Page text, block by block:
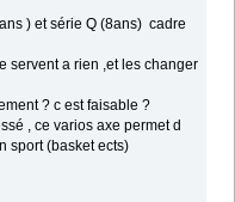
) et série Q (8ans) cadre
servent a rien ,et les changer
? c est faisable ?
, ce varios axe permet d
sport (basket ects)